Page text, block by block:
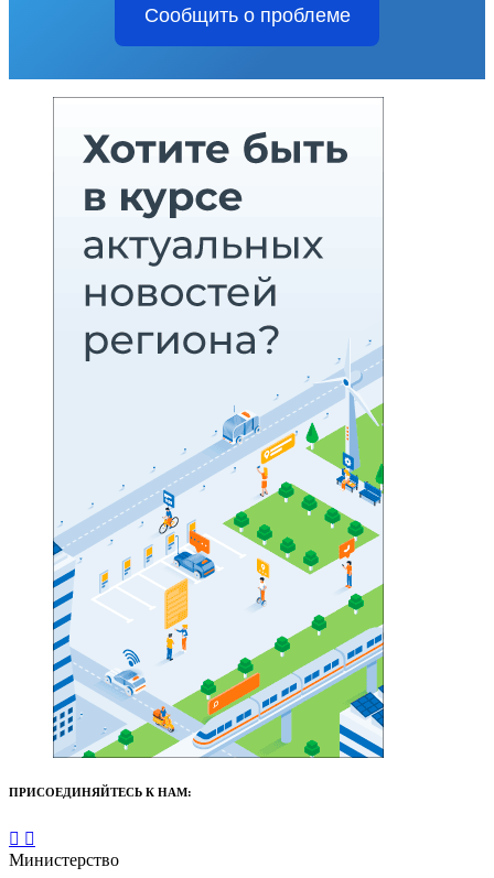
Сообщить о проблеме
ПРИСОЕДИНЯЙТЕСЬ К НАМ:
Министерство